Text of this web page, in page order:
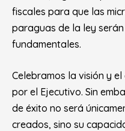
fiscales para que las
paraguas de la ley
fundamentales.
Celebramos la visión y
por el Ejecutivo. Sin
de éxito no será
creados, sino su